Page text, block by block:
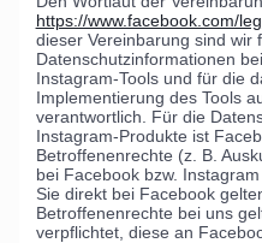
https://www.facebook.com/
dieser Vereinbarung sind wir
Datenschutzinformationen
Instagram-Tools und für die
Implementierung des Tools
verantwortlich. Für die
Instagram-Produkte ist
Betroffenenrechte (z. B.
bei Facebook bzw.
Sie direkt bei Facebook
Betroffenenrechte bei uns
verpflichtet, diese an